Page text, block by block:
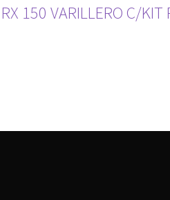
150 VARILLERO C/KIT